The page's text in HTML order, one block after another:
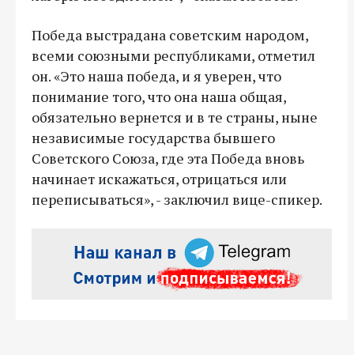
Победа выстрадана советским народом,
всеми союзными республиками, отметил
он. «Это наша победа, и я уверен, что
понимание того, что она наша общая,
обязательно вернется и в те страны, ныне
независимые государства бывшего
Советского Союза, где эта Победа вновь
начинает искажаться, отрицаться или
переписываться», - заключил вице-спикер.